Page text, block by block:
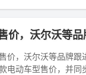
价，沃尔沃等
价，沃尔沃等品牌
电动车型售价，并同